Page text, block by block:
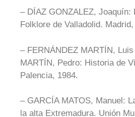
– DÍAZ GONZALEZ, Joaquín:
Folklore de Valladolid. Madrid,
– FERNÁNDEZ MARTÍN,
MARTÍN, Pedro: Historia de
Palencia, 1984.
– GARCÍA MATOS, Manuel:
la alta Extremadura. Unión